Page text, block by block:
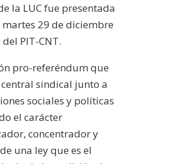
la LUC fue presentada
29 de diciembre
PIT-CNT.
pro-referéndum que
sindical junto a
sociales y políticas
el carácter
concentrador y
una ley que es el